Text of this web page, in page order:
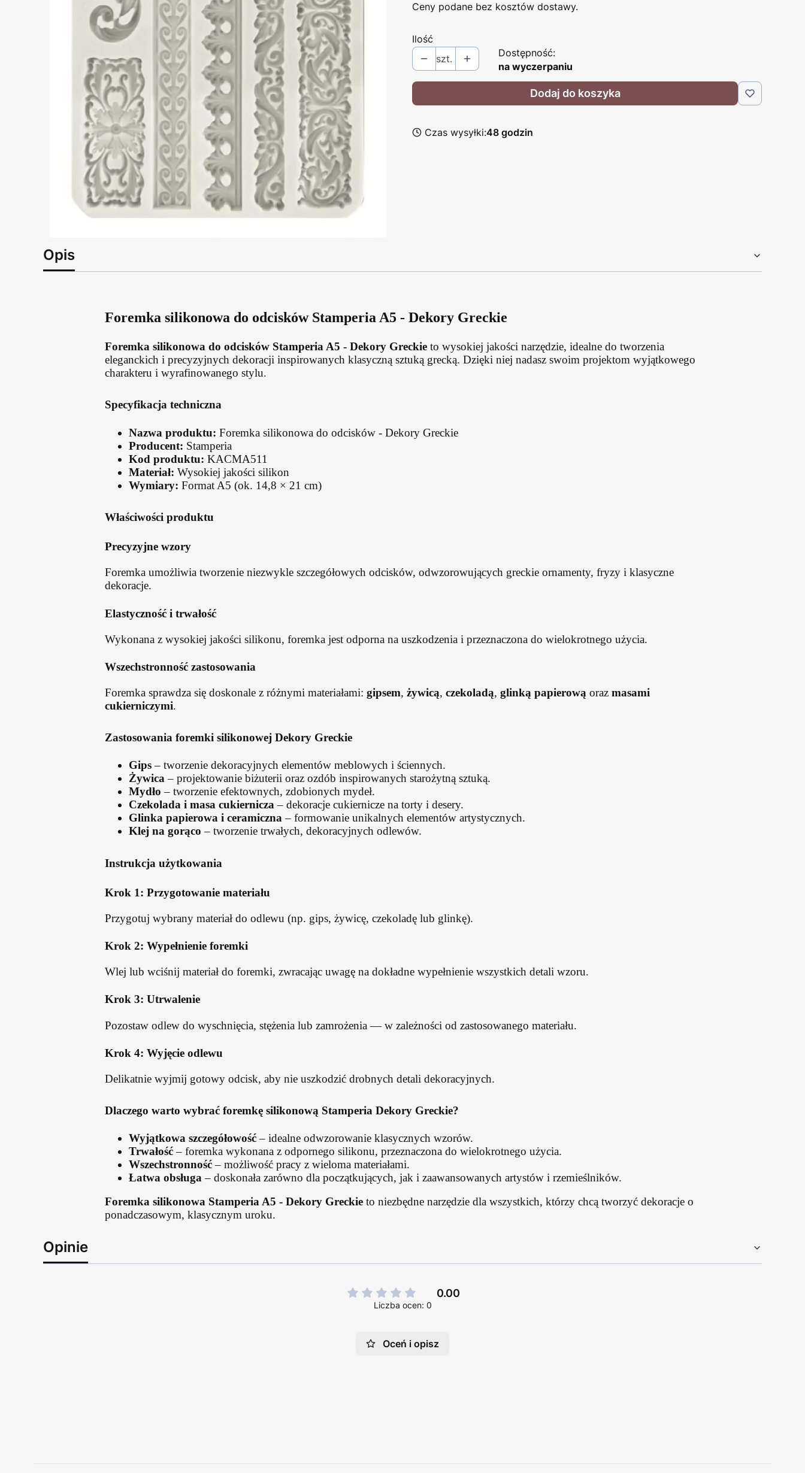
Ceny podane bez kosztów dostawy.
Ilość
szt.
Dostępność:
na wyczerpaniu
Dodaj do koszyka
Czas wysyłki:48 godzin
Opis
Foremka silikonowa do odcisków Stamperia A5 - Dekory Greckie
Foremka silikonowa do odcisków Stamperia A5 - Dekory Greckieto wysokiej jakości narzędzie, idealne do tworzenia
eleganckich i precyzyjnych dekoracji inspirowanych klasyczną sztuką grecką. Dzięki niej nadasz swoim projektom wyjątkowego
charakteru i wyrafinowanego stylu.
Specyfikacja techniczna
Nazwa produktu: Foremka silikonowa do odcisków - Dekory Greckie
Producent: Stamperia
Kod produktu: KACMA511
Materiał: Wysokiej jakości silikon
Wymiary: Format A5 (ok. 14,8 × 21 cm)
Właściwości produktu
Precyzyjne wzory
Foremka umożliwia tworzenie niezwykle szczegółowych odcisków, odwzorowujących greckie ornamenty, fryzy i klasyczne
dekoracje.
Elastyczność i trwałość
Wykonana z wysokiej jakości silikonu, foremka jest odporna na uszkodzenia i przeznaczona do wielokrotnego użycia.
Wszechstronność zastosowania
Foremka sprawdza się doskonale z różnymi materiałami: gipsem, żywicą, czekoladą, glinką papierową oraz masami
cukierniczymi.
Zastosowania foremki silikonowej Dekory Greckie
Gips– tworzenie dekoracyjnych elementów meblowych i ściennych.
Żywica– projektowanie biżuterii oraz ozdób inspirowanych starożytną sztuką.
Mydło – tworzenie efektownych, zdobionych mydeł.
Czekolada i masa cukiernicza– dekoracje cukiernicze na torty i desery.
Glinka papierowa i ceramiczna– formowanie unikalnych elementów artystycznych.
Klej na gorąco – tworzenie trwałych, dekoracyjnych odlewów.
Instrukcja użytkowania
Krok 1: Przygotowanie materiału
Przygotuj wybrany materiał do odlewu (np. gips, żywicę, czekoladę lub glinkę).
Krok 2: Wypełnienie foremki
Wlej lub wciśnij materiał do foremki, zwracając uwagę na dokładne wypełnienie wszystkich detali wzoru.
Krok 3: Utrwalenie
Pozostaw odlew do wyschnięcia, stężenia lub zamrożenia — w zależności od zastosowanego materiału.
Krok 4: Wyjęcie odlewu
Delikatnie wyjmij gotowy odcisk, aby nie uszkodzić drobnych detali dekoracyjnych.
Dlaczego warto wybrać foremkę silikonową Stamperia Dekory Greckie?
Wyjątkowa szczegółowość– idealne odwzorowanie klasycznych wzorów.
Trwałość– foremka wykonana z odpornego silikonu, przeznaczona do wielokrotnego użycia.
Wszechstronność– możliwość pracy z wieloma materiałami.
Łatwa obsługa– doskonała zarówno dla początkujących, jak i zaawansowanych artystów i rzemieślników.
Foremka silikonowa Stamperia A5 - Dekory Greckieto niezbędne narzędzie dla wszystkich, którzy chcą tworzyć dekoracje o
ponadczasowym, klasycznym uroku.
Opinie
0.00
Liczba ocen: 0
Oceń i opisz